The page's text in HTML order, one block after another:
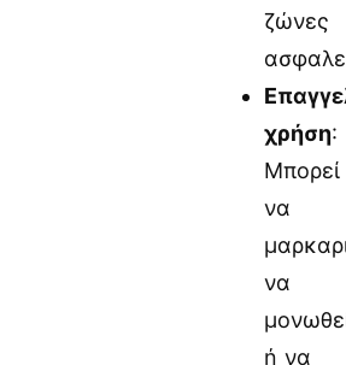
ζώνες
χρήση:
Μπορεί
να
να
ή να